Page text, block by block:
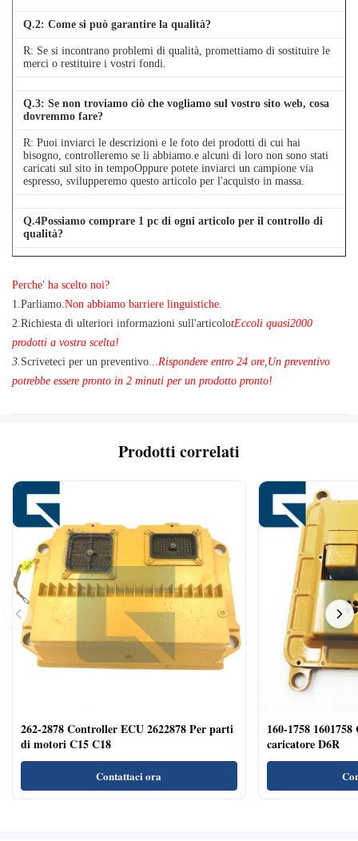
Q.2: Come si può garantire la qualità?
R: Se si incontrano problemi di qualità, promettiamo di sostituire le
merci o restituire i vostri fondi.
Q.3: Se non troviamo ciò che vogliamo sul vostro sito web, cosa
dovremmo fare?
R: Puoi inviarci le descrizioni e le foto dei prodotti di cui hai
bisogno, controlleremo se li abbiamo.e alcuni di loro non sono stati
caricati sul sito in tempoOppure potete inviarci un campione via
espresso, svilupperemo questo articolo per l'acquisto in massa.
Q.4Possiamo comprare 1 pc di ogni articolo per il controllo di
qualità?
A: Sì, siamo lieti di inviare 1pc per il test di qualità se abbiamo
Perche' ha scelto noi?
1 Parliamo. Non abbiamo barriere linguistiche.
2. Richiesta di ulteriori informazioni sull'articolotEccoli quasi2000
prodotti a vostra scelta!
3. Scriveteci per un preventivo... Rispondere entro 24 ore Un preventivo
potrebbe essere pronto in 2 minuti per un prodotto pronto!
Prodotti correlati
262-2878 Controller ECU 2622878 Per parti
di motori C15 C18
Contattaci ora
160-1758
caricatore D6R